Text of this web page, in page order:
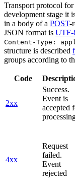
Transport protocol
development stage it
in a body of a POST-
JSON format is UTF-
Content-Type:
structure is described
groups according to
Code
2xx
Success.
Event is
accepted
4xx
Request
failed.
Event
rejected